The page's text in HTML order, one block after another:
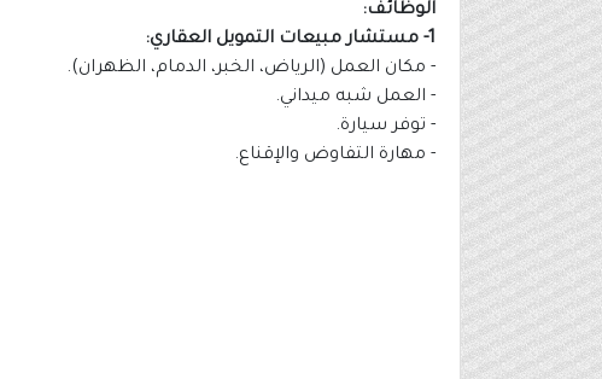
الوظائف:
1- مستشار مبيعات التمويل العقاري:
- مكان العمل (الرياض، الخبر، الدمام، الظهران).
- العمل شبه ميداني.
- توفر سيارة.
- مهارة التفاوض والإقناع.